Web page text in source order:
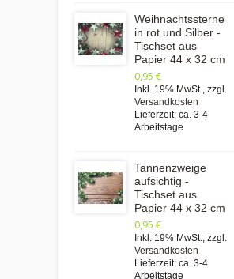
Weihnachtssterne
in rot und Silber -
Tischset aus
Papier 44 x 32 cm
0,95 €
Inkl. 19% MwSt., zzgl.
Versandkosten
Lieferzeit: ca. 3-4
Arbeitstage
Tannenzweige
aufsichtig -
Tischset aus
Papier 44 x 32 cm
0,95 €
Inkl. 19% MwSt., zzgl.
Versandkosten
Lieferzeit: ca. 3-4
Arbeitstage